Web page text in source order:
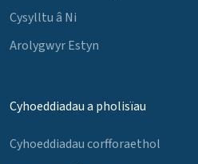
Cysylltu â Ni
Arolygwyr Estyn
Cyhoeddiadau a pholisïau
Cyhoeddiadau corfforaethol